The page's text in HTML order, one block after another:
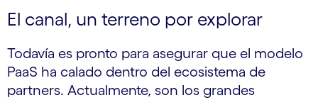
El canal, un terreno por explorar
Todavía es pronto para asegurar que el modelo
PaaS ha calado dentro del ecosistema de
partners. Actualmente, son los grandes